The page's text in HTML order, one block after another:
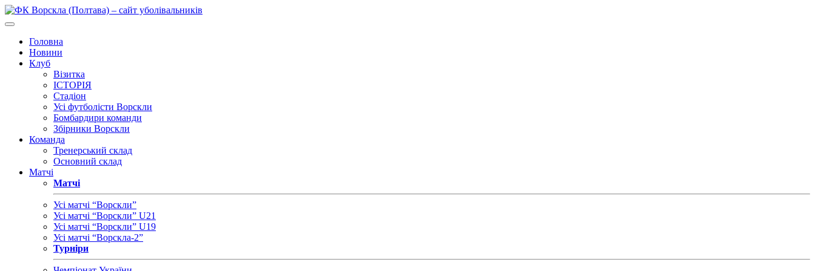
Головна
Новини
Клуб
Візитка
ІСТОРІЯ
Стадіон
Усі футболісти Ворскли
Бомбардири команди
Збірники Ворскли
Команда
Тренерський склад
Основний склад
Матчі
Матчі
Усі матчі “Ворскли”
Усі матчі “Ворскли” U21
Усі матчі “Ворскли” U19
Усі матчі “Ворскла-2”
Турніри